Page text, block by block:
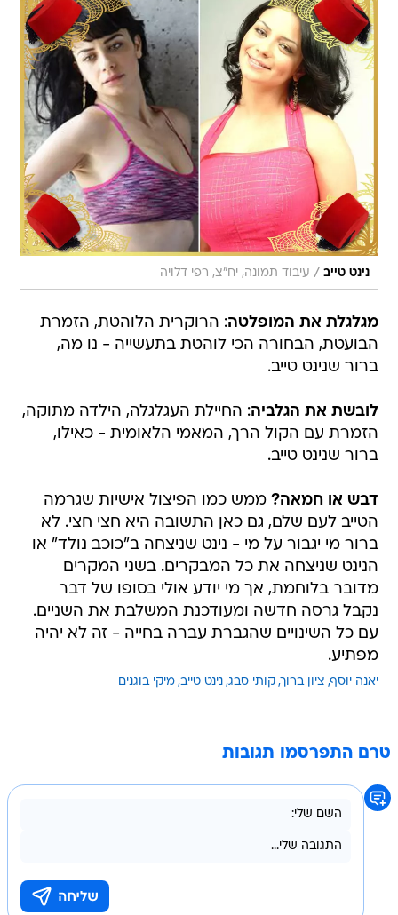
נינט טייב / עיבוד תמונה, יח"צ, רפי דלויה
מגלגלת את המופלטה: הרוקרית הלוהטת, הזמרת
הבועטת, הבחורה הכי לוהטת בתעשייה - נו מה,
ברור שנינט טייב.
לובשת את הגלביה: החיילת העגלגלה, הילדה מתוקה,
הזמרת עם הקול הרך, המאמי הלאומית - כאילו,
ברור שנינט טייב.
דבש או חמאה? ממש כמו הפיצול אישיות שגרמה
הטייב לעם שלם, גם כאן התשובה היא חצי חצי. לא
ברור מי יגבור על מי - נינט שניצחה ב"כוכב נולד" או
הנינט שניצחה את כל המבקרים. בשני המקרים
מדובר בלוחמת, אך מי יודע אולי בסופו של דבר
נקבל גרסה חדשה ומעודכנת המשלבת את השניים.
עם כל השינויים שהגברת עברה בחייה - זה לא יהיה
מפתיע.
יאנה יוסף ציון ברוך קותי סבג נינט טייב מיקי בוגנים
טרם התפרסמו תגובות